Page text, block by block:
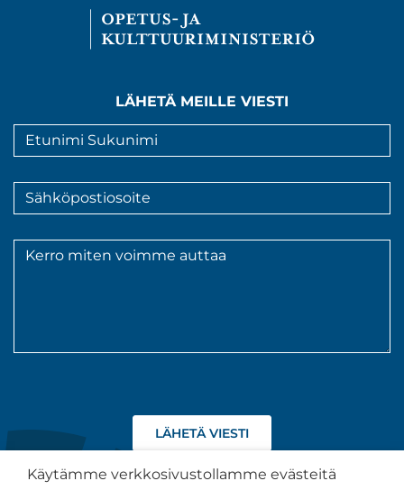
LÄHETÄ MEILLE VIESTI
Nimi
*
Sähköpostiosoite
*
Viesti
tietojeni
tietosuojaselosteen
Käytämme verkkosivustollamme evästeitä